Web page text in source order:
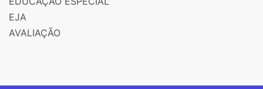
EJA
AVALIAÇÃO